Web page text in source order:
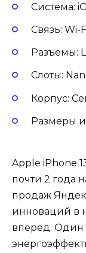
Система:
Связь: Wi-
Разъемы:
Слоты:
Корпус:
Размеры и
Apple iPhone
почти 2 года
продаж
инноваций в
вперёд.